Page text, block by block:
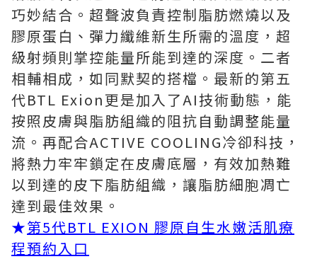
巧妙結合。超聲波負責控制脂肪燃燒以及
膠原蛋白、彈力纖維新生所需的溫度，超
級射頻則掌控能量所能到達的深度。二者
相輔相成，如同默契的搭檔。最新的第五
代BTL Exion更是加入了AI技術動態，能
按照皮膚與脂肪組織的阻抗自動調整能量
流。再配合ACTIVE COOLING冷卻科技，
將熱力牢牢鎖定在皮膚底層，有效加熱難
以到達的皮下脂肪組織，讓脂肪細胞凋亡
達到最佳效果。
★第5代BTL EXION 膠原自生水嫩活肌療
程預約入口